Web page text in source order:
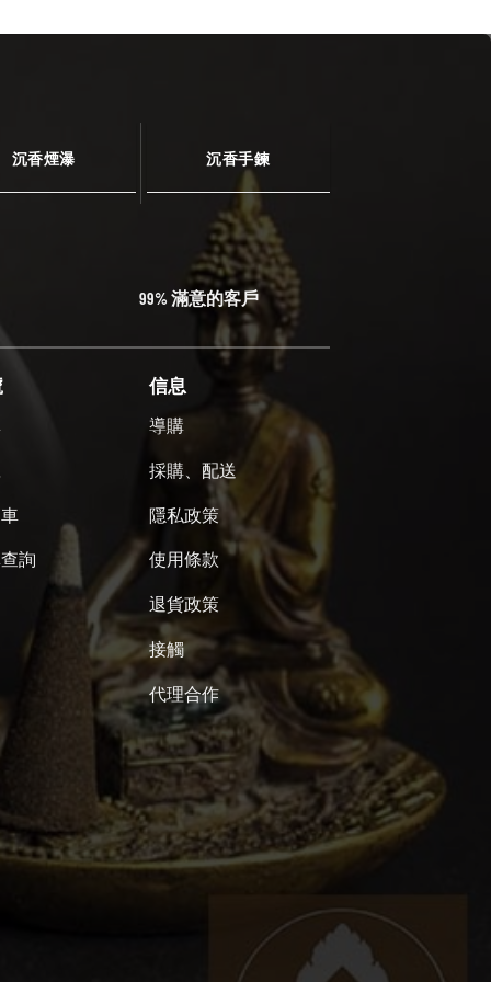
沉香煙瀑 沉香手鍊
99% 滿意的客戶
詢
信息
導購
採購、配送
隱私政策
使用條款
退貨政策
接觸
代理合作